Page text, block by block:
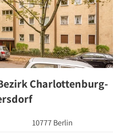
Charlottenburg-
10777 Berlin